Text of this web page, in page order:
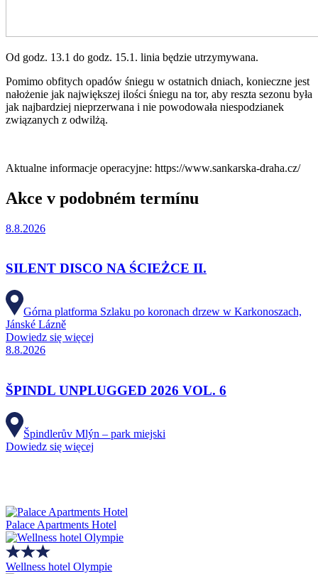
Od godz. 13.1 do godz. 15.1. linia będzie utrzymywana.
Pomimo obfitych opadów śniegu w ostatnich dniach, konieczne jest
nałożenie jak największej ilości śniegu na tor, aby reszta sezonu była
jak najbardziej nieprzerwana i nie powodowała niespodzianek
związanych z odwilżą.
Aktualne informacje operacyjne: https://www.sankarska-draha.cz/
Akce v podobném termínu
8.8.2026
SILENT DISCO NA ŚCIEŻCE II.
Górna platforma Szlaku po koronach drzew w Karkonoszach,
Jánské Lázně
Dowiedz się więcej
8.8.2026
ŠPINDL UNPLUGGED 2026 VOL. 6
Špindlerův Mlýn – park miejski
Dowiedz się więcej
Palace Apartments Hotel
Wellness hotel Olympie